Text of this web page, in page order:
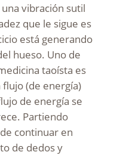
vibración sutil
que le sigue es
está generando
hueso. Uno de
taoísta es
(de energía)
de energía se
Partiendo
continuar en
de dedos y